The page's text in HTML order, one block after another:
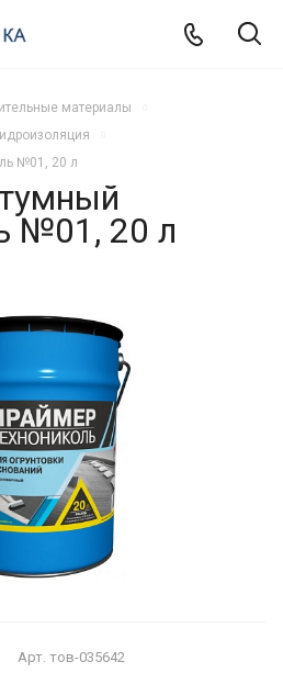
материалы
№01, 20 л
№01, 20 л
Арт. тов-035642